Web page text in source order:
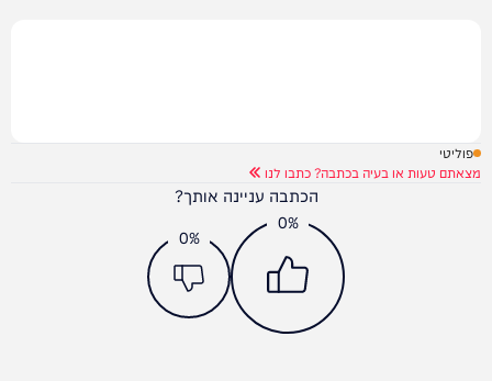
פוליטי
מצאתם טעות או בעיה בכתבה? כתבו לנו
הכתבה עניינה אותך?
0%
0%